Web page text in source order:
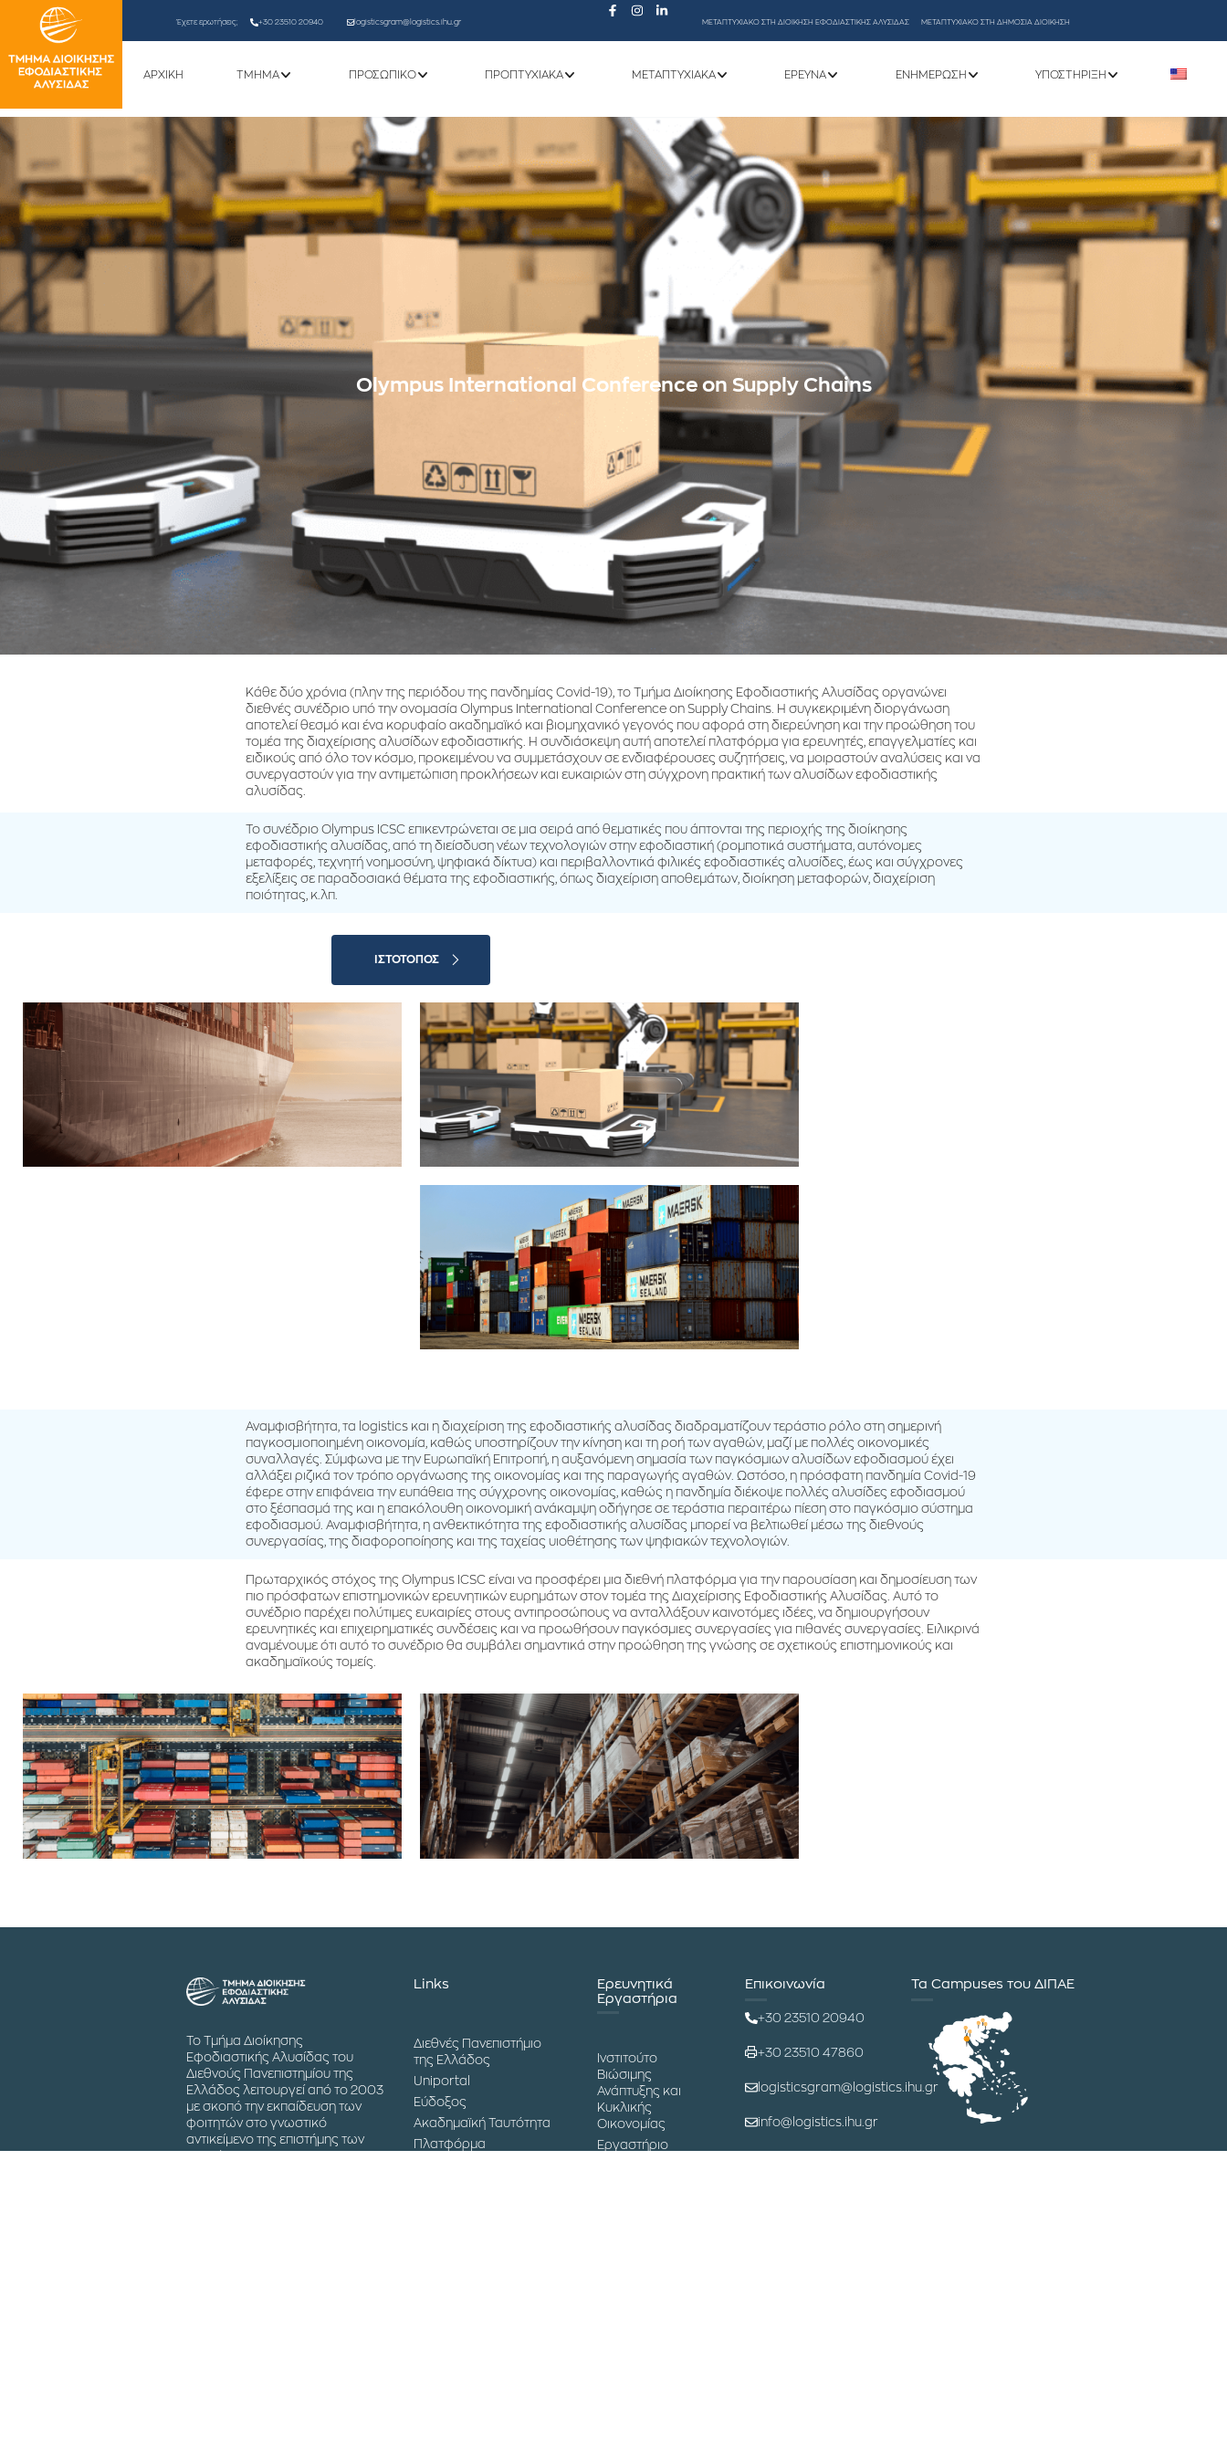
Έχετε ερωτήσεις; +30 23510 20940 logisticsgram@logistics.ihu.gr ΜΕΤΑΠΤΥΧΙΑΚΟ ΣΤΗ ΔΙΟΙΚΗΣΗ ΕΦΟΔΙΑΣΤΙΚΗΣ ΑΛΥΣΙΔΑΣ ΜΕΤΑΠΤΥΧΙΑΚΟ ΣΤΗ ΔΗΜΟΣΙΑ ΔΙΟΙΚΗΣΗ
ΑΡΧΙΚΗ ΤΜΗΜΑ ΠΡΟΣΩΠΙΚΌ ΠΡΟΠΤΥΧΙΑΚΆ ΜΕΤΑΠΤΥΧΙΑΚΆ ΕΡΕΥΝΑ ΕΝΗΜΈΡΩΣΗ ΥΠΟΣΤΉΡΙΞΗ
Olympus International Conference on Supply Chains
Κάθε δύο χρόνια (πλην της περιόδου της πανδημίας Covid-19), το Τμήμα Διοίκησης Εφοδιαστικής Αλυσίδας οργανώνει
διεθνές συνέδριο υπό την ονομασία Olympus International Conference on Supply Chains. H συγκεκριμένη διοργάνωση
αποτελεί θεσμό και ένα κορυφαίο ακαδημαϊκό και βιομηχανικό γεγονός που αφορά στη διερεύνηση και την προώθηση του
τομέα της διαχείρισης αλυσίδων εφοδιαστικής. Η συνδιάσκεψη αυτή αποτελεί πλατφόρμα για ερευνητές, επαγγελματίες και
ειδικούς από όλο τον κόσμο, προκειμένου να συμμετάσχουν σε ενδιαφέρουσες συζητήσεις, να μοιραστούν αναλύσεις και να
συνεργαστούν για την αντιμετώπιση προκλήσεων και ευκαιριών στη σύγχρονη πρακτική των αλυσίδων εφοδιαστικής
αλυσίδας.
Το συνέδριο Olympus ICSC επικεντρώνεται σε μια σειρά από θεματικές που άπτονται της περιοχής της διοίκησης
εφοδιαστικής αλυσίδας, από τη διείσδυση νέων τεχνολογιών στην εφοδιαστική (ρομποτικά συστήματα, αυτόνομες
μεταφορές, τεχνητή νοημοσύνη, ψηφιακά δίκτυα) και περιβαλλοντικά φιλικές εφοδιαστικές αλυσίδες, έως και σύγχρονες
εξελίξεις σε παραδοσιακά θέματα της εφοδιαστικής, όπως διαχείριση αποθεμάτων, διοίκηση μεταφορών, διαχείριση
ποιότητας, κ.λπ.
ΙΣΤΟΤΟΠΟΣ
Αναμφισβήτητα, τα logistics και η διαχείριση της εφοδιαστικής αλυσίδας διαδραματίζουν τεράστιο ρόλο στη σημερινή
παγκοσμιοποιημένη οικονομία, καθώς υποστηρίζουν την κίνηση και τη ροή των αγαθών, μαζί με πολλές οικονομικές
συναλλαγές. Σύμφωνα με την Ευρωπαϊκή Επιτροπή, η αυξανόμενη σημασία των παγκόσμιων αλυσίδων εφοδιασμού έχει
αλλάξει ριζικά τον τρόπο οργάνωσης της οικονομίας και της παραγωγής αγαθών. Ωστόσο, η πρόσφατη πανδημία Covid-19
έφερε στην επιφάνεια την ευπάθεια της σύγχρονης οικονομίας, καθώς η πανδημία διέκοψε πολλές αλυσίδες εφοδιασμού
στο ξέσπασμά της και η επακόλουθη οικονομική ανάκαμψη οδήγησε σε τεράστια περαιτέρω πίεση στο παγκόσμιο σύστημα
εφοδιασμού. Αναμφισβήτητα, η ανθεκτικότητα της εφοδιαστικής αλυσίδας μπορεί να βελτιωθεί μέσω της διεθνούς
συνεργασίας, της διαφοροποίησης και της ταχείας υιοθέτησης των ψηφιακών τεχνολογιών.
Πρωταρχικός στόχος της Olympus ICSC είναι να προσφέρει μια διεθνή πλατφόρμα για την παρουσίαση και δημοσίευση των
πιο πρόσφατων επιστημονικών ερευνητικών ευρημάτων στον τομέα της Διαχείρισης Εφοδιαστικής Αλυσίδας. Αυτό το
συνέδριο παρέχει πολύτιμες ευκαιρίες στους αντιπροσώπους να ανταλλάξουν καινοτόμες ιδέες, να δημιουργήσουν
ερευνητικές και επιχειρηματικές συνδέσεις και να προωθήσουν παγκόσμιες συνεργασίες για πιθανές συνεργασίες. Ειλικρινά
αναμένουμε ότι αυτό το συνέδριο θα συμβάλει σημαντικά στην προώθηση της γνώσης σε σχετικούς επιστημονικούς και
ακαδημαϊκούς τομείς.
Το Τμήμα Διοίκησης
Εφοδιαστικής Αλυσίδας του
Διεθνούς Πανεπιστημίου της
Ελλάδος λειτουργεί από το 2003
με σκοπό την εκπαίδευση των
φοιτητών στο γνωστικό
αντικείμενο της επιστήμης των
Links
Διεθνές Πανεπιστήμιο
της Ελλάδος
Uniportal
Εύδοξος
Ακαδημαϊκή Ταυτότητα
Πλατφόρμα
Ερευνητικά
Εργαστήρια
Ινστιτούτο
Βιώσιμης
Ανάπτυξης και
Κυκλικής
Οικονομίας
Εργαστήριο
Επικοινωνία
+30 23510 20940
+30 23510 47860
logisticsgram@logistics.ihu.gr
info@logistics.ihu.gr
Τα Campuses του ΔΙΠΑΕ